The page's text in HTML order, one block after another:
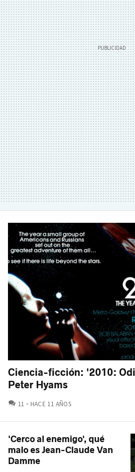
Ciencia-ficción: '2010:
Peter Hyams
11 COMENTARIOS
HACE 11 AÑOS
'Cerco al enemigo', qué
malo es Jean-Claude Van
Damme